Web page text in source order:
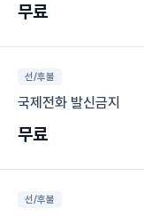
무료
선/후불
국제전화 발신금지
무료
선/후불